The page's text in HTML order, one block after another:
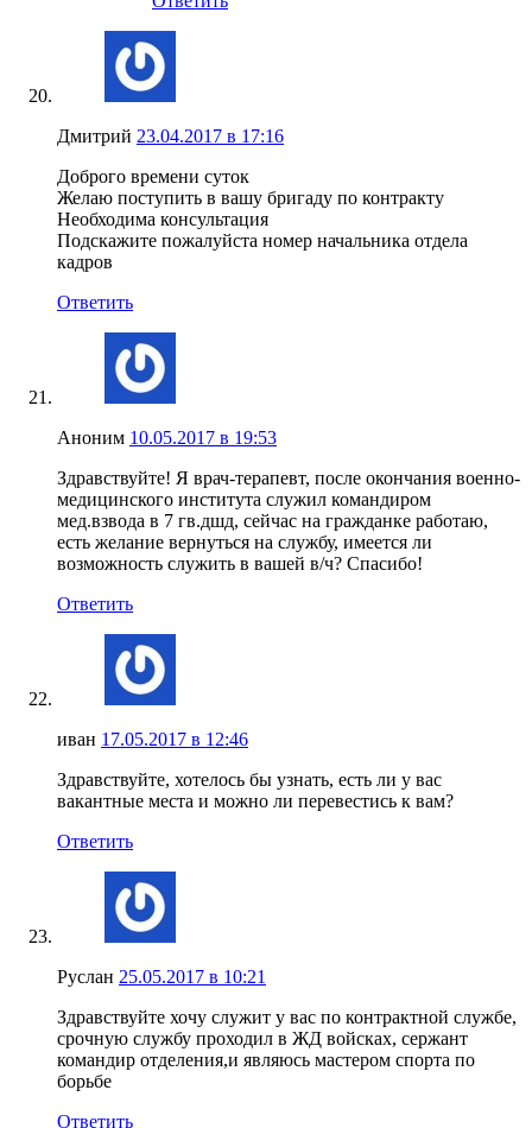
Дмитрий 23.04.2017 в 17:16
Доброго времени суток
Желаю поступить в вашу бригаду по контракту
Необходима консультация
Подскажите пожалуйста номер начальника отдела
кадров
Ответить
Аноним 10.05.2017 в 19:53
Здравствуйте! Я врач-терапевт, после окончания военно-
медицинского института служил командиром
мед.взвода в 7 гв.дшд, сейчас на гражданке работаю,
есть желание вернуться на службу, имеется ли
возможность служить в вашей в/ч? Спасибо!
Ответить
иван 17.05.2017 в 12:46
Здравствуйте, хотелось бы узнать, есть ли у вас
вакантные места и можно ли перевестись к вам?
Ответить
Руслан 25.05.2017 в 10:21
Здравствуйте хочу служит у вас по контрактной службе,
срочную службу проходил в ЖД войсках, сержант
командир отделения,и являюсь мастером спорта по
борьбе
Ответить